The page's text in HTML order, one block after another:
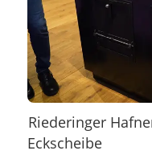
Riederinger
Eckscheibe